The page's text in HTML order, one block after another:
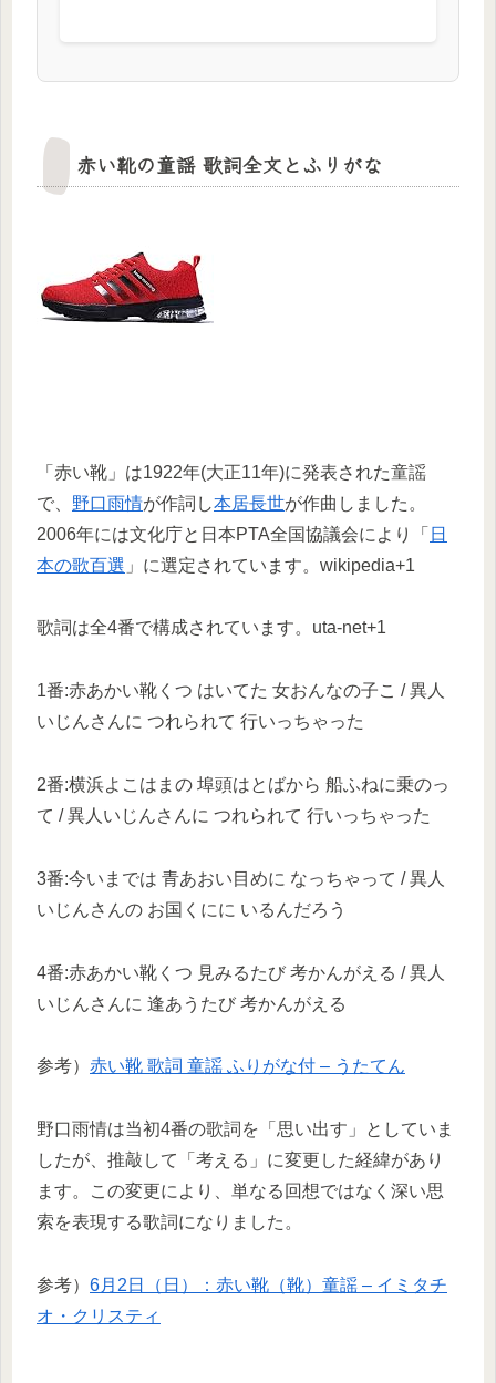
赤い靴の童謡 歌詞全文とふりがな
「赤い靴」は1922年(大正11年)に発表された童謡
で、 野口雨情が作詞し本居長世が作曲しました。
2006年には文化庁と日本PTA全国協議会により「 日
本の歌百選 」に選定されています。wikipedia+1
歌詞は全4番で構成されています。uta-net+1
1番:赤あかい靴くつ はいてた 女おんなの子こ / 異人
いじんさんに つれられて 行いっちゃった
2番:横浜よこはまの 埠頭はとばから 船ふねに乗のっ
て / 異人いじんさんに つれられて 行いっちゃった
3番:今いまでは 青あおい目めに なっちゃって / 異人
いじんさんの お国くにに いるんだろう
4番:赤あかい靴くつ 見みるたび 考かんがえる / 異人
いじんさんに 逢あうたび 考かんがえる
参考） 赤い靴 歌詞 童謡 ふりがな付 – うたてん
野口雨情は当初4番の歌詞を「思い出す」としていま
したが、推敲して「考える」に変更した経緯があり
ます。この変更により、単なる回想ではなく深い思
索を表現する歌詞になりました。
参考） 6月2日（日）：赤い靴（靴）童謡 – イミタチ
オ・クリスティ